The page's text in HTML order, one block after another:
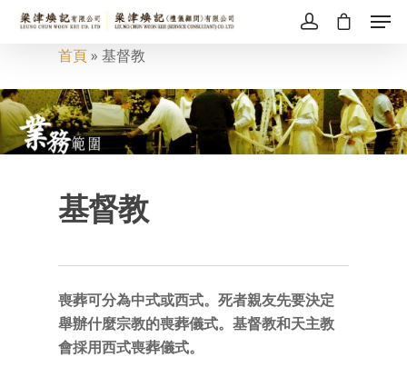
首頁» 基督教
基督教
喪葬可分為中式或西式。死者親友先要決定
舉辦什麼宗教的喪葬儀式。基督教和天主教
會採用西式喪葬儀式。